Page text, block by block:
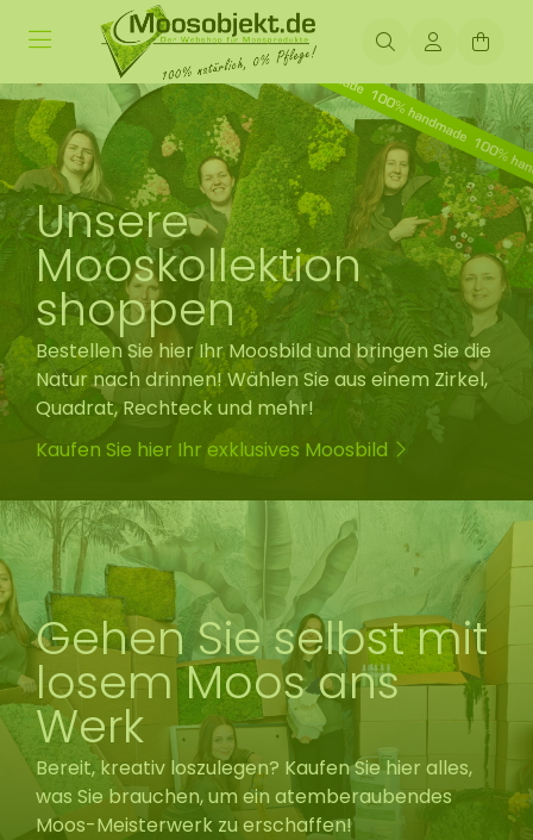
Unsere
Mooskollektion
shoppen
Bestellen Sie hier Ihr Moosbild und bringen Sie die
Natur nach drinnen! Wählen Sie aus einem Zirkel,
Quadrat, Rechteck und mehr!
Kaufen Sie hier Ihr exklusives Moosbild
Gehen Sie selbst mit
losem Moos ans
Werk
Bereit, kreativ loszulegen? Kaufen Sie hier alles,
was Sie brauchen, um ein atemberaubendes
Moos-Meisterwerk zu erschaffen!